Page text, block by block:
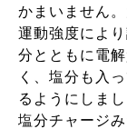
かまいません
運動強度によ
分とともに電
く、塩分も入
るようにしま
塩分チャージ